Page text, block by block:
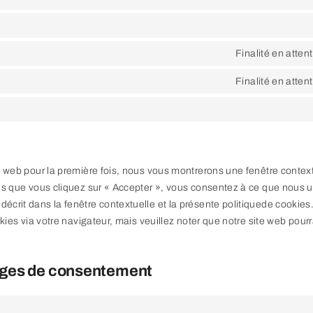
Finalité en
Finalité en
pour la première fois, nous vous montrerons une fenêtre
que vous cliquez sur « Accepter », vous consentez à ce que nous
dans la fenêtre contextuelle et la présente politiquede
via votre navigateur, mais veuillez noter que notre site web
de consentement